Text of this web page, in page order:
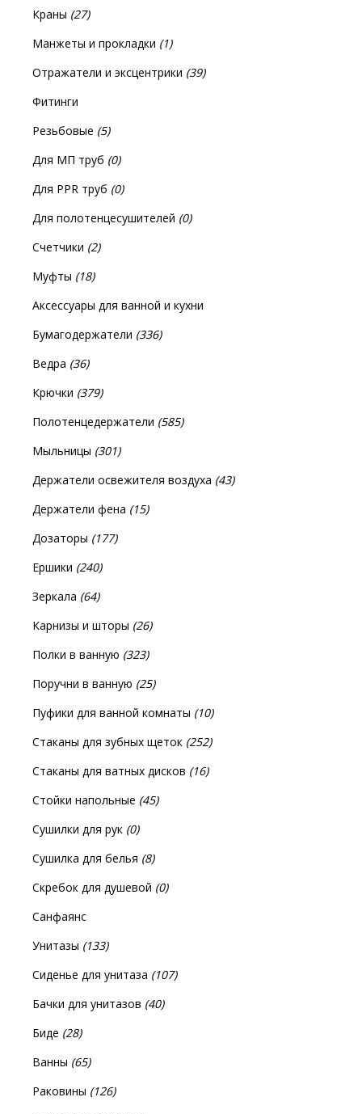
Краны (27)
Манжеты и прокладки (1)
Отражатели и эксцентрики (39)
Фитинги
Резьбовые (5)
Для МП труб (0)
Для PPR труб (0)
Для полотенцесушителей (0)
Счетчики (2)
Муфты (18)
Аксессуары для ванной и кухни
Бумагодержатели (336)
Ведра (36)
Крючки (379)
Полотенцедержатели (585)
Мыльницы (301)
Держатели освежителя воздуха (43)
Держатели фена (15)
Дозаторы (177)
Ершики (240)
Зеркала (64)
Карнизы и шторы (26)
Полки в ванную (323)
Поручни в ванную (25)
Пуфики для ванной комнаты (10)
Стаканы для зубных щеток (252)
Стаканы для ватных дисков (16)
Стойки напольные (45)
Сушилки для рук (0)
Сушилка для белья (8)
Скребок для душевой (0)
Санфаянс
Унитазы (133)
Сиденье для унитаза (107)
Бачки для унитазов (40)
Биде (28)
Ванны (65)
Раковины (126)